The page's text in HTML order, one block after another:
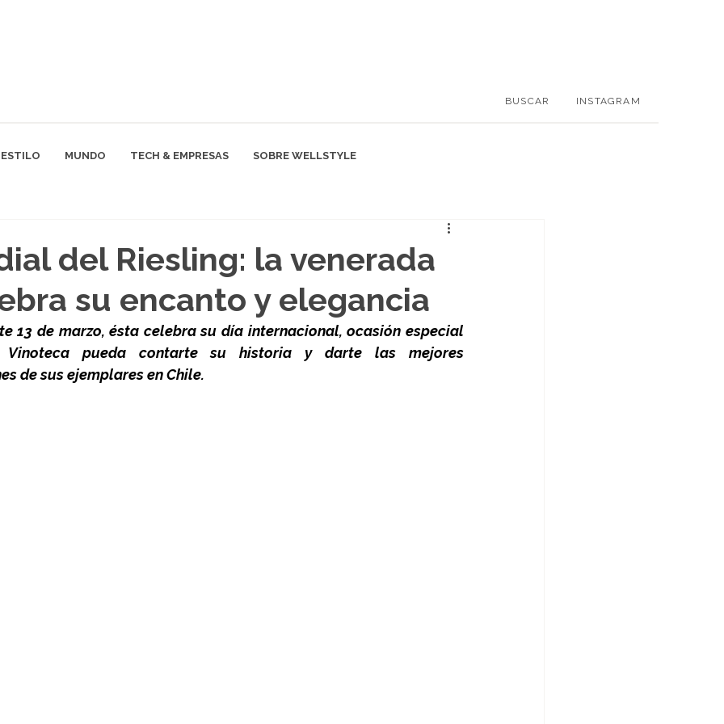
BUSCAR INSTAGRAM
ESTILO MUNDO TECH & EMPRESAS SOBRE WELLSTYLE
del Riesling: la venerada
su encanto y elegancia
13 de marzo, ésta celebra su día internacional, ocasión especial
pueda contarte su historia y darte las mejores
de sus ejemplares en Chile.